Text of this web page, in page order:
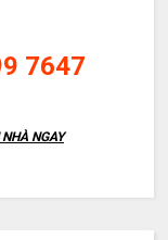
7647
NGAY